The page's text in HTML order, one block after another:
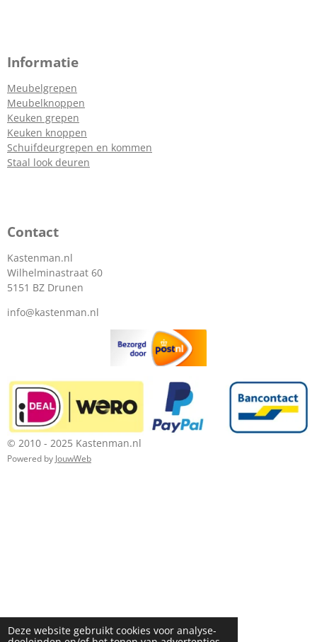
Deze website gebruikt cookies voor analyse-
Informatie
Meubelgrepen
Meubelknoppen
Keuken grepen
Keuken knoppen
Schuifdeurgrepen en kommen
Staal look deuren
Contact
Kastenman.nl
Wilhelminastraat 60
5151 BZ Drunen
info@kastenman.nl
© 2010 - 2025 Kastenman.nl
Powered by JouwWeb